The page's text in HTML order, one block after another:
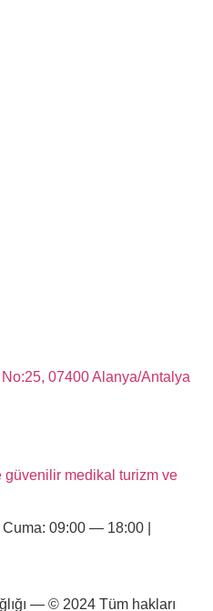
07400 Alanya/Antalya
09:00 — 18:00 |
— © 2024 Tüm hakları